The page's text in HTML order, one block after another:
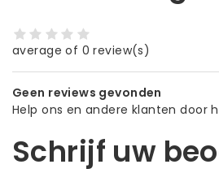
average of 0 review(s)
Geen reviews gevonden
Help ons en andere klanten door
Schrijf uw